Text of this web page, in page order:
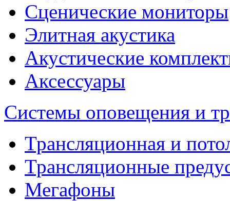
Сценические мониторы
Элитная акустика
Акустические
Аксессуары
Системы оповещения и
Трансляционная и
Трансляционные
Мегафоны